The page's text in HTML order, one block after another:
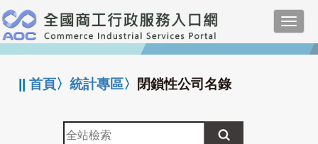
跳
到
主
要
:::
||首頁〉統計專區〉 閉鎖性公司名錄
全